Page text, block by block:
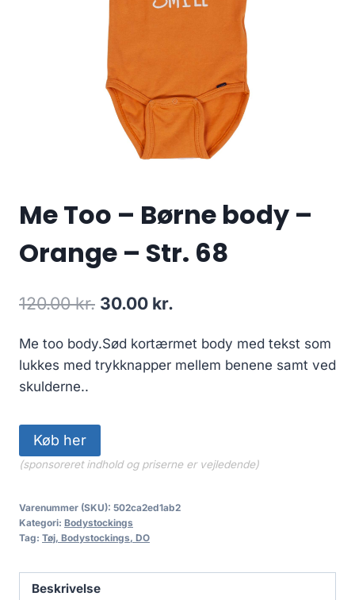
Me Too – Børne body –
Orange – Str. 68
120.00kr. Original
was:
30.00 kr.
is:
Me too body.Sød kortærmet body med tekst som
lukkes med trykknapper mellem benene samt ved
skulderne..
Køb her
(sponsoreret indhold og priserne er vejledende)
Varenummer (SKU): 502ca2ed1ab2
Kategori: Bodystockings
Tag: Tøj, Bodystockings, DO
Beskrivelse